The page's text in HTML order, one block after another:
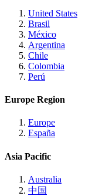
United States
Brasil
México
Argentina
Chile
Colombia
Perú
Europe Region
Europe
España
Asia Pacific
Australia
中国